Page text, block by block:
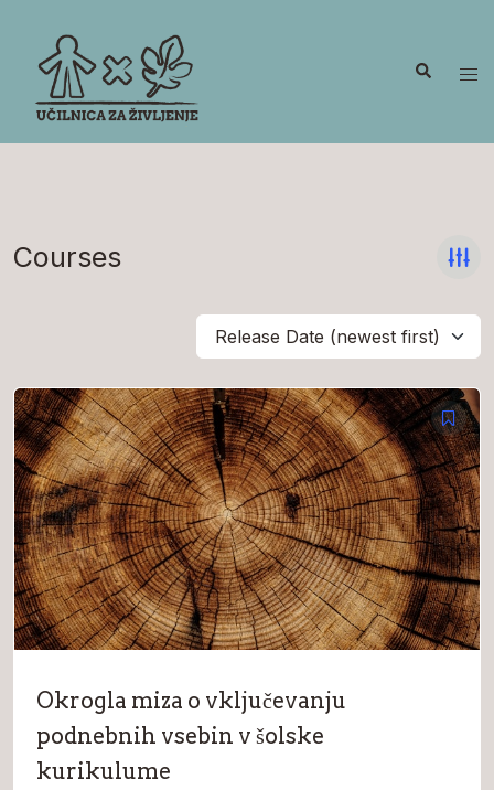
content
Search
Courses
Release Date (newest first)
Okrogla miza o vključevanju
podnebnih vsebin v šolske
kurikulume